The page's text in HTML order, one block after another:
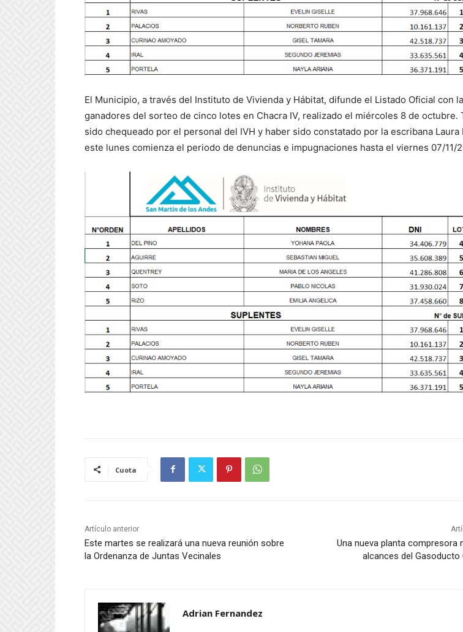
El Municipio, a través del Instituto de Vivienda y Hábitat, difunde el Listado Oficial con
ganadores del sorteo de cinco lotes en Chacra IV, realizado el miércoles 8 de octubre.
sido chequeado por el personal del IVH y haber sido constatado por la escribana Laura
este lunes comienza el periodo de denuncias e impugnaciones hasta el viernes 07/11/
Cuota
Artículo anterior
Este martes se realizará una nueva reunión sobre
la Ordenanza de Juntas Vecinales
Una nueva planta compresora
alcances del Gasoducto
Adrian Fernandez